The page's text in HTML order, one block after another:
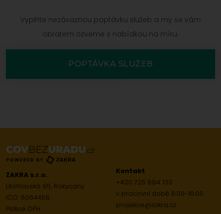
Vyplňte nezávaznou poptávku služeb a my se vám
obratem ozveme s nabídkou na míru.
POPTÁVKA SLUŽEB
ZAKRA s.r.o.
Litohlavská 95, Rokycany
IČO: 8064458
Plátce DPH
Kontakt
+420 725 884 133
v pracovní době 8:00-16:00
projekce@zakra.cz